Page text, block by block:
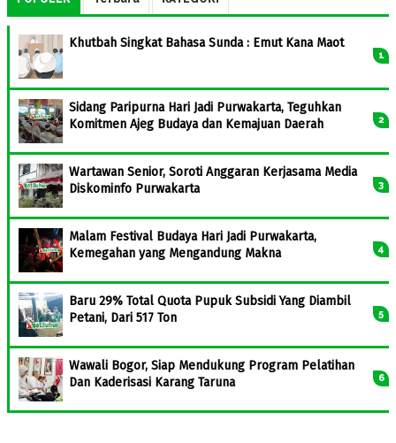
Khutbah Singkat Bahasa Sunda : Emut Kana Maot
Sidang Paripurna Hari Jadi Purwakarta, Teguhkan
Komitmen Ajeg Budaya dan Kemajuan Daerah
Wartawan Senior, Soroti Anggaran Kerjasama Media
Diskominfo Purwakarta
Malam Festival Budaya Hari Jadi Purwakarta,
Kemegahan yang Mengandung Makna
Baru 29% Total Quota Pupuk Subsidi Yang Diambil
Petani, Dari 517 Ton
Wawali Bogor, Siap Mendukung Program Pelatihan
Dan Kaderisasi Karang Taruna